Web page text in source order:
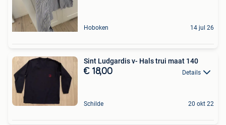
Hoboken 14 jul 26
Sint Ludgardis v- Hals trui maat 140
€ 18,00 Details
Schilde 20 okt 22